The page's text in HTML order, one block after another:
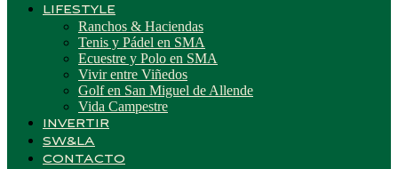
LIFESTYLE
Ranchos & Haciendas
Tenis y Pádel en SMA
Ecuestre y Polo en SMA
Vivir entre Viñedos
Golf en San Miguel de Allende
Vida Campestre
INVERTIR
SW&LA
CONTACTO